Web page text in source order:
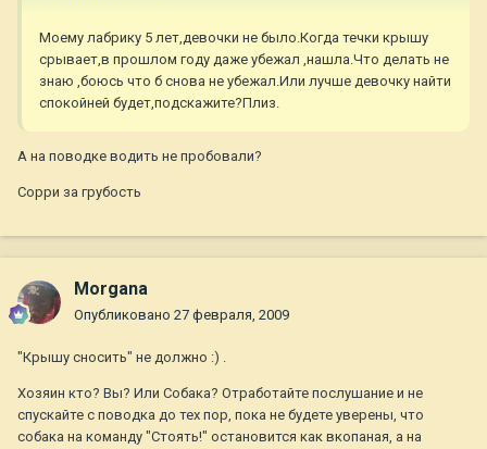
Моему лабрику 5 лет,девочки не было.Когда течки крышу
срывает,в прошлом году даже убежал ,нашла.Что делать не
знаю ,боюсь что б снова не убежал.Или лучше девочку найти
спокойней будет,подскажите?Плиз.
А на поводке водить не пробовали?
Сорри за грубость
Morgana
Опубликовано 27 февраля, 2009
"Крышу сносить" не должно :) .
Хозяин кто? Вы? Или Собака? Отработайте послушание и не
спускайте с поводка до тех пор, пока не будете уверены, что
собака на команду "Стоять!" остановится как вкопаная, а на